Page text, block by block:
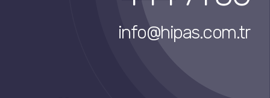
info@hipas.com.tr